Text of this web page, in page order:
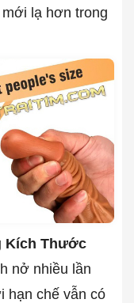
lạ hơn trong
Kích Thước
nở nhiều lần
hạn chế vẫn có